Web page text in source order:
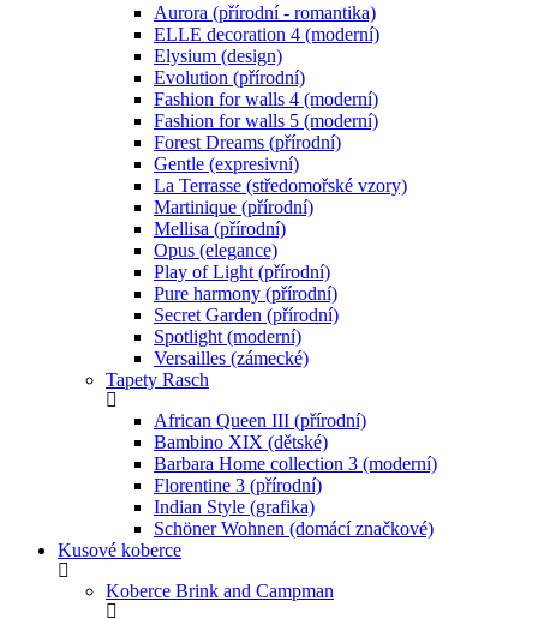
Aurora (přírodní - romantika)
ELLE decoration 4 (moderní)
Elysium (design)
Evolution (přírodní)
Fashion for walls 4 (moderní)
Fashion for walls 5 (moderní)
Forest Dreams (přírodní)
Gentle (expresivní)
La Terrasse (středomořské vzory)
Martinique (přírodní)
Mellisa (přírodní)
Opus (elegance)
Play of Light (přírodní)
Pure harmony (přírodní)
Secret Garden (přírodní)
Spotlight (moderní)
Versailles (zámecké)
Tapety Rasch
African Queen III (přírodní)
Bambino XIX (dětské)
Barbara Home collection 3 (moderní)
Florentine 3 (přírodní)
Indian Style (grafika)
Schöner Wohnen (domácí značkové)
Kusové koberce
Koberce Brink and Campman